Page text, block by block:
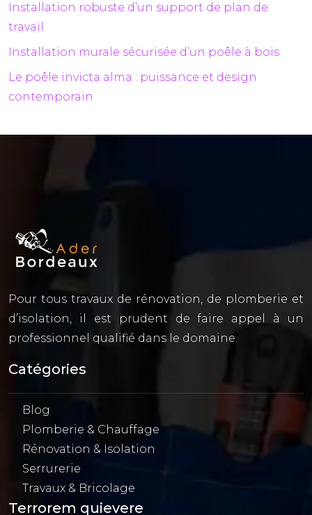
Installation robuste d’un support de plan de
travail
Installation murale sécurisée d’un poêle à bois
Le poêle invicta alma : puissance et design
contemporain
Pour tous travaux de rénovation, de plomberie et
d’isolation, il est prudent de faire appel à un
professionnel qualifié dans le domaine.
Catégories
Blog
Plomberie & Chauffage
Rénovation & Isolation
Serrurerie
Travaux & Bricolage
Terrorem quievere